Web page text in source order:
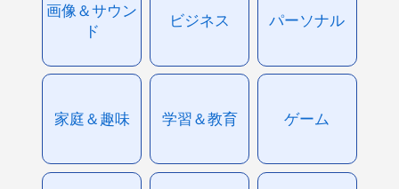
画像＆サウン
ド
ビジネス パーソナル
家庭＆趣味 学習＆教育 ゲーム